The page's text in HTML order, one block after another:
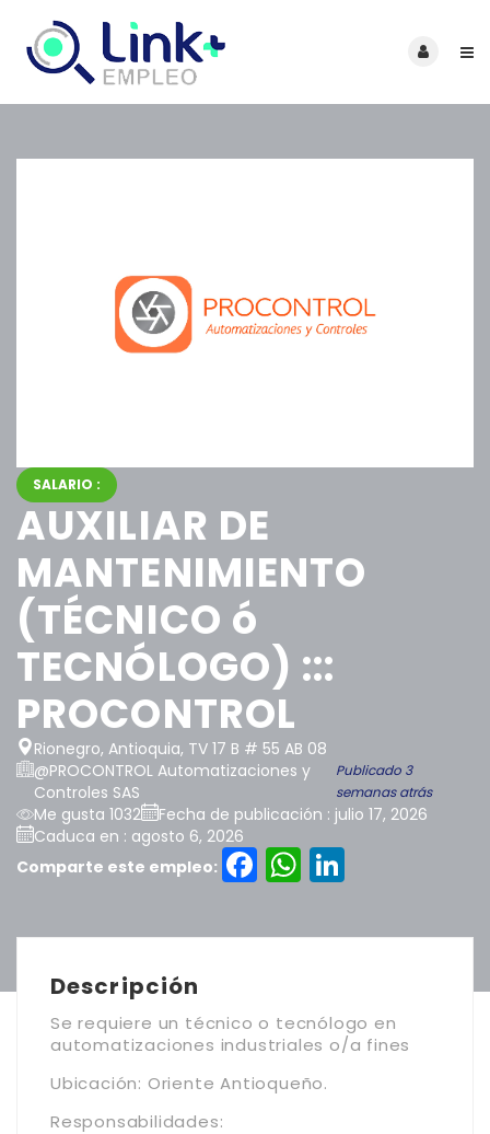
SALARIO :
AUXILIAR DE
MANTENIMIENTO
(TÉCNICO ó
TECNÓLOGO) :::
PROCONTROL
Rionegro, Antioquia, TV 17 B # 55 AB 08
@PROCONTROL Automatizaciones y
Controles SAS
Publicado 3
semanas atrás
Me gusta 1032
Fecha de publicación : julio 17, 2026
Caduca en : agosto 6, 2026
Comparte este empleo:
Facebook
Descripción
Se requiere un técnico o tecnólogo en
automatizaciones industriales o/a fines
Ubicación: Oriente Antioqueño.
Responsabilidades: